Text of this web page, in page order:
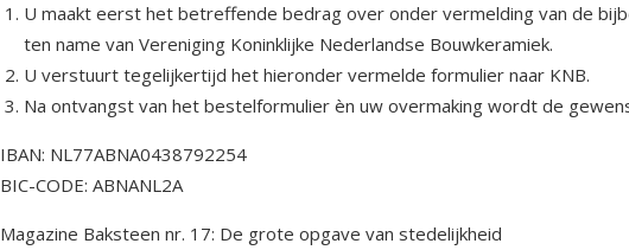
U maakt eerst het betreffende bedrag over onder vermelding van de
ten name van Vereniging Koninklijke Nederlandse Bouwkeramiek.
U verstuurt tegelijkertijd het hieronder vermelde formulier naar KNB.
Na ontvangst van het bestelformulier èn uw overmaking wordt de
IBAN: NL77ABNA0438792254
BIC-CODE: ABNANL2A
Magazine Baksteen nr. 17: De grote opgave van stedelijkheid